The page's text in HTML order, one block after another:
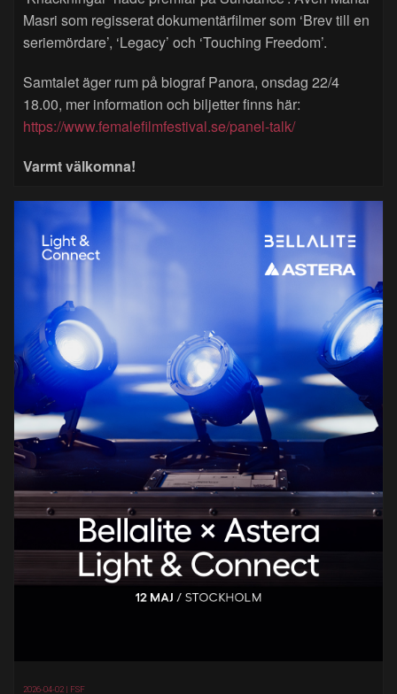
Masri som regisserat dokumentärfilmer som ‘Brev till en
seriemördare’, ‘Legacy’ och ‘Touching Freedom’.
Samtalet äger rum på biograf Panora, onsdag 22/4
18.00, mer information och biljetter finns här:
https://www.femalefilmfestival.se/panel-talk/
Varmt välkomna!
2026-04-02 | FSF